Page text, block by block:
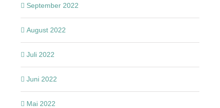
September 2022
August 2022
Juli 2022
Juni 2022
Mai 2022